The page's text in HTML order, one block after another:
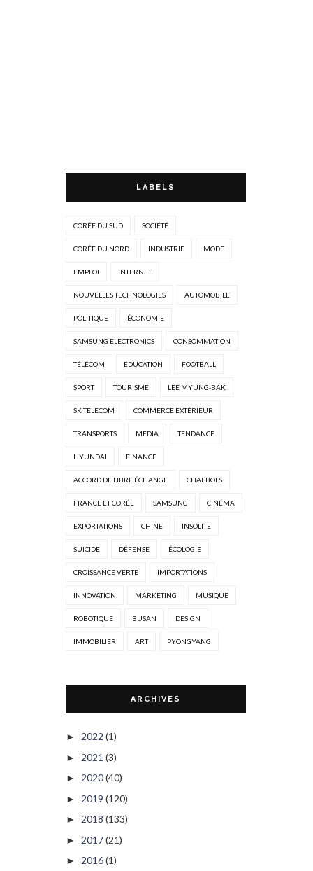
LABELS
CORÉE DU SUD SOCIÉTÉ
CORÉE DU NORD INDUSTRIE MODE
EMPLOI INTERNET
NOUVELLES TECHNOLOGIES AUTOMOBILE
POLITIQUE ÉCONOMIE
SAMSUNG ELECTRONICS CONSOMMATION
TÉLÉCOM ÉDUCATION FOOTBALL
SPORT TOURISME LEE MYUNG-BAK
SK TELECOM COMMERCE EXTÉRIEUR
TRANSPORTS MEDIA TENDANCE
HYUNDAI FINANCE
ACCORD DE LIBRE ÉCHANGE CHAEBOLS
FRANCE ET CORÉE SAMSUNG CINÉMA
EXPORTATIONS CHINE INSOLITE
SUICIDE DÉFENSE ÉCOLOGIE
CROISSANCE VERTE IMPORTATIONS
INNOVATION MARKETING MUSIQUE
ROBOTIQUE BUSAN DESIGN
IMMOBILIER ART PYONGYANG
ARCHIVES
► 2022 (1)
► 2021 (3)
► 2020(40)
► 2019 (120)
► 2018 (133)
► 2017(21)
► 2016(1)